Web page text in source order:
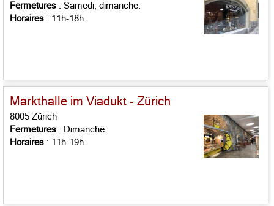
Fermetures : Samedi, dimanche.
Horaires : 11h-18h.
Markthalle im Viadukt - Zürich
8005 Zürich
Fermetures : Dimanche.
Horaires : 11h-19h.